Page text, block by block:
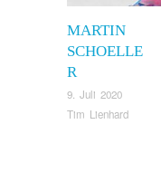
MARTIN
SCHOELLE
R
9. Juli 2020
Tim Lienhard